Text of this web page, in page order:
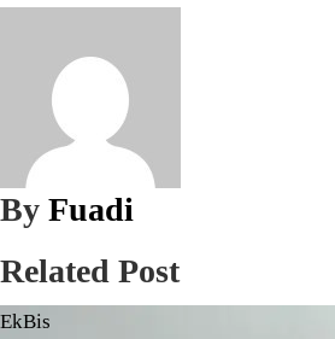
By Fuadi
Related Post
EkBis